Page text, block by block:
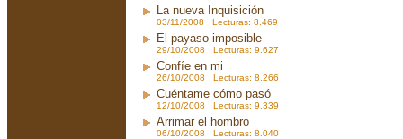
La nueva Inquisición
03/11/2008 Lecturas: 8.469
El payaso imposible
29/10/2008 Lecturas: 9.627
Confíe en mi
26/10/2008 Lecturas: 8.266
Cuéntame cómo pasó
12/10/2008 Lecturas: 9.339
Arrimar el hombro
06/10/2008 Lecturas: 8.040